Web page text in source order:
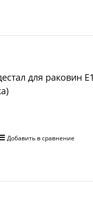
Добавить в сравнение